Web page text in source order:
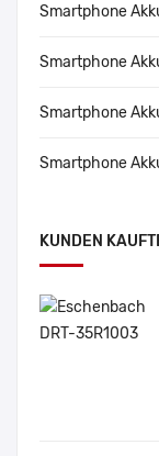
Smartphone
Smartphone
Smartphone
Smartphone
KUNDEN